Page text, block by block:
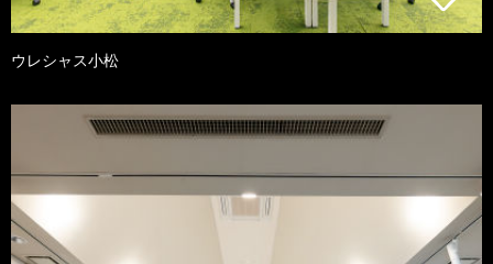
ウレシャス小松